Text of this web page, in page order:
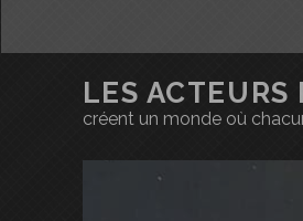
LES ACTEURS
créent un monde où